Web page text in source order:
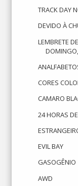
TRACK DAY
DEVIDO À
LEMBRETE
CORES
CAMARO
24 HORAS
EVIL BAY
GASOGÊNIO
AWD